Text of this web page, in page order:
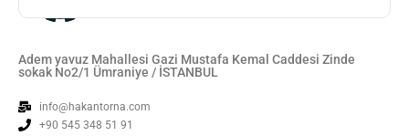
Adem yavuz Mahallesi Gazi Mustafa Kemal Caddesi Zinde
sokak No2/1 Ümraniye / İSTANBUL
info@hakantorna.com
+90 545 348 51 91